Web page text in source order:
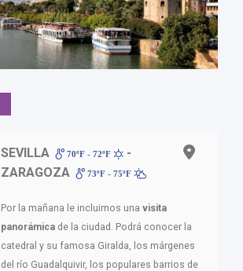
SEVILLA 70ºF - 72ºF
-
ZARAGOZA
73ºF - 75ºF
Por la mañana le incluimos una visita
panorámica de la ciudad. Podrá conocer la
catedral y su famosa Giralda, los márgenes
del río Guadalquivir, los populares barrios de